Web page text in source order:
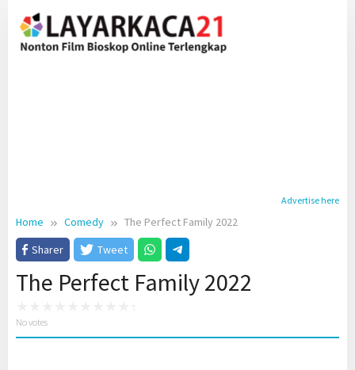
content
Advertise here
Home Comedy
The Perfect Family 2022
Sharer
Tweet
The Perfect Family 2022
No votes